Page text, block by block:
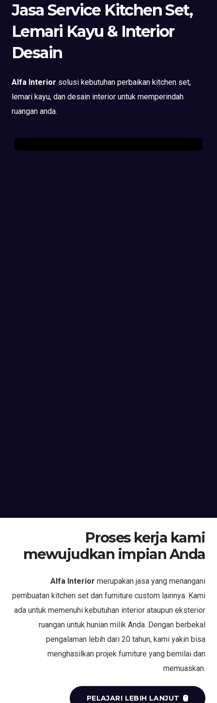
Jasa Service Kitchen Set,
Lemari Kayu & Interior
Desain
Alfa Interior solusi kebutuhan perbaikan kitchen set,
lemari kayu, dan desain interior untuk memperindah
ruangan anda.
Proses kerja kami
mewujudkan impian Anda
Alfa Interior merupakan jasa yang menangani
pembuatan kitchen set dan furniture custom lainnya. Kami
ada untuk memenuhi kebutuhan interior ataupun eksterior
ruangan untuk hunian milik Anda. Dengan berbekal
pengalaman lebih dari 20 tahun, kami yakin bisa
menghasilkan projek furniture yang bernilai dan
memuaskan.
PELAJARI LEBIH LANJUT